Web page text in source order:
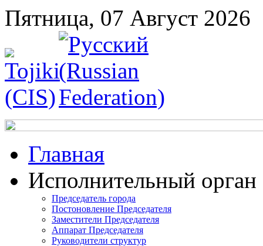
Пятница, 07 Август 2026
Главная
Исполнительный орган
Председатель города
Постоновление Председателя
Заместители Председателя
Аппарат Председателя
Руководители структур